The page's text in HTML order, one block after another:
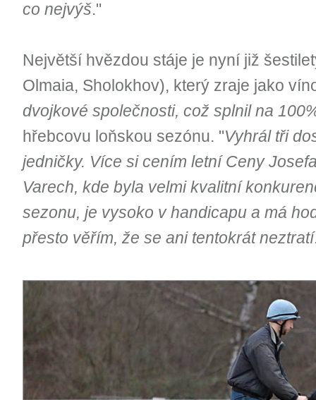
co nejvýš."
Největší hvězdou stáje je nyní již
Olmaia, Sholokhov), který zraje jako
dvojkové společnosti, což splnil na
hřebcovu loňskou sezónu. "Vyhrál tři
jedničky. Více si cením letní Ceny
Varech, kde byla velmi kvalitní
sezonu, je vysoko v handicapu a má
přesto věřím, že se ani tentokrát neztratí